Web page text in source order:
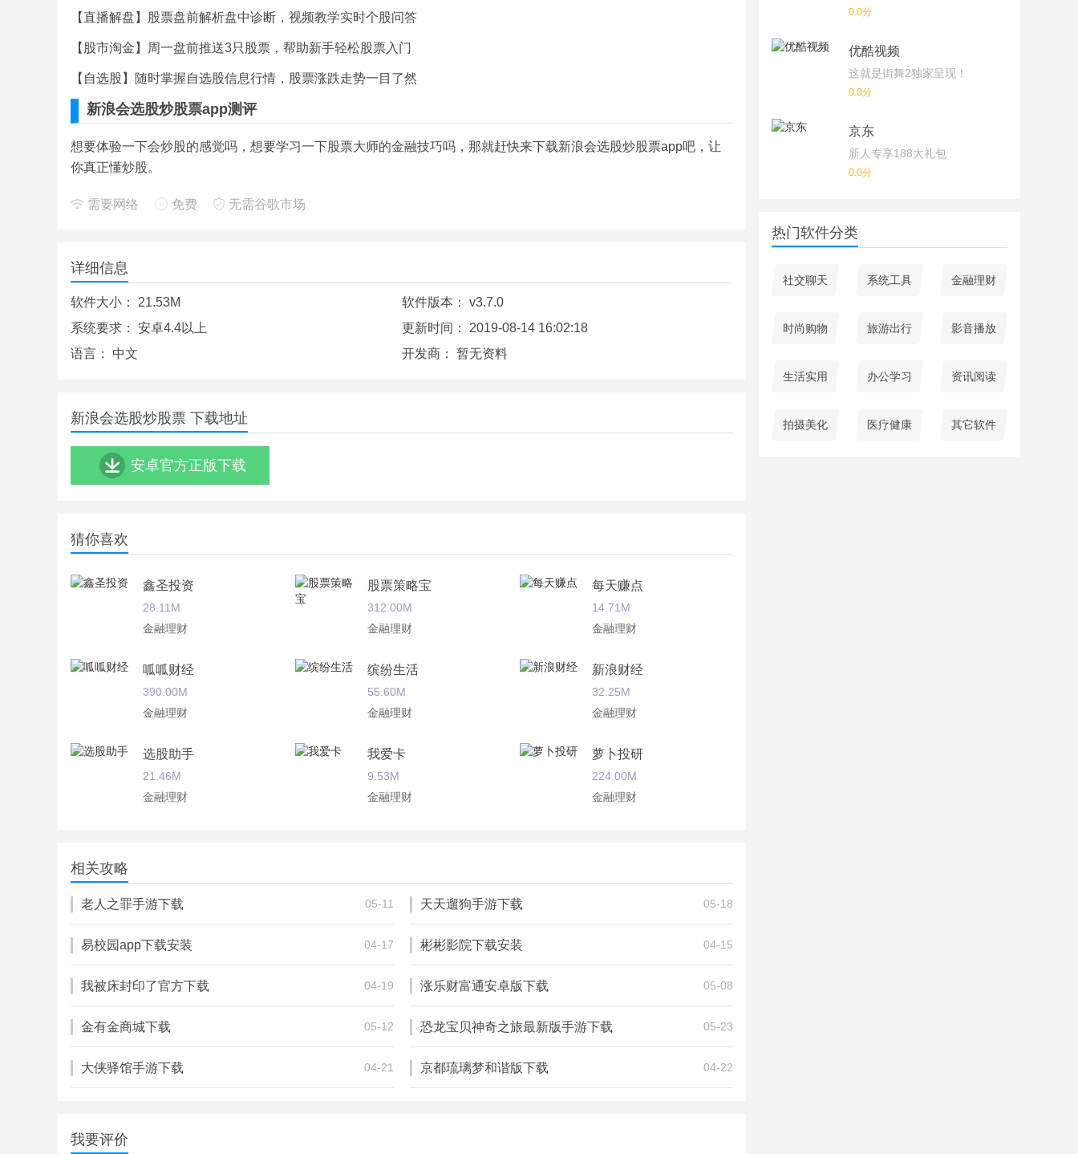
【直播解盘】股票盘前解析盘中诊断，视频教学实时个股问答
【股市淘金】周一盘前推送3只股票，帮助新手轻松股票入门
【自选股】随时掌握自选股信息行情，股票涨跌走势一目了然
新浪会选股炒股票app测评
想要体验一下会炒股的感觉吗，想要学习一下股票大师的金融技巧吗，那就赶快来下载新浪会选股炒股票app吧，让
你真正懂炒股。
需要网络 免费 无需谷歌市场
详细信息
软件大小： 21.53M 软件版本： v3.7.0
系统要求： 安卓4.4以上 更新时间： 2019-08-14 16:02:18
语言： 中文 开发商： 暂无资料
新浪会选股炒股票 下载地址
安卓官方正版下载
猜你喜欢
鑫圣投资
28.11M
金融理财
股票策略宝
312.00M
金融理财
每天赚点
14.71M
金融理财
呱呱财经
390.00M
金融理财
缤纷生活
55.60M
金融理财
新浪财经
32.25M
金融理财
选股助手
21.46M
金融理财
我爱卡
9.53M
金融理财
萝卜投研
224.00M
金融理财
金融理财
金融理财
金融理财
相关攻略
老人之罪手游下载 05-11 天天遛狗手游下载 05-18
易校园app下载安装 04-17 彬彬影院下载安装 04-15
我被床封印了官方下载 04-19 涨乐财富通安卓版下载 05-08
金有金商城下载 05-12 恐龙宝贝神奇之旅最新版手游下载 05-23
大侠驿馆手游下载 04-21 京都琉璃梦和谐版下载 04-22
我要评价
0.0分
优酷视频
这就是街舞2独家呈现！
0.0分
京东
新人专享188大礼包
0.0分
热门软件分类
社交聊天 系统工具 金融理财
时尚购物 旅游出行 影音播放
生活实用 办公学习 资讯阅读
拍摄美化 医疗健康 其它软件